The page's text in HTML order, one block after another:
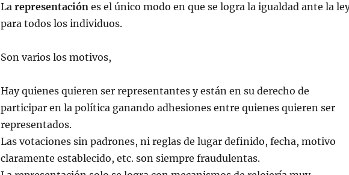
La representaciónes el único modo en que se logra la igualdad ante la
para todos los individuos.
Son varios los motivos,
Hay quienes quieren ser representantes y están en su derecho de
participar en la política ganando adhesiones entre quienes quieren ser
representados.
Las votaciones sin padrones, ni reglas de lugar definido, fecha, motivo
claramente establecido, etc. son siempre fraudulentas.